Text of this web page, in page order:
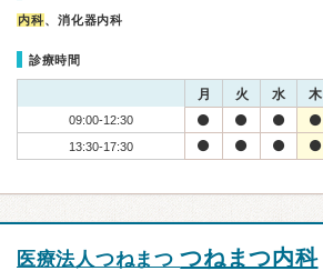
内科、消化器内科
診療時間
月 火 水 木
09:00-12:30
13:30-17:30
医療法人つねまつつねまつ内科